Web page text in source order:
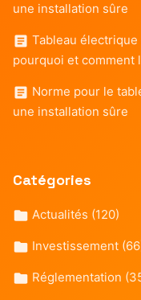
une installation sûre
Tableau
pourquoi et comment
Norme pour le
une installation sûre
Catégories
Actualités (120)
Investissement
Réglementation